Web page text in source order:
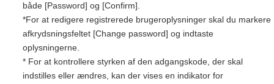
både [Password] og [Confirm].
*For at redigere registrerede brugeroplysninger skal du markere
afkrydsningsfeltet [Change password] og indtaste
oplysningerne.
* For at kontrollere styrken af den adgangskode, der skal
indstilles eller ændres, kan der vises en indikator for